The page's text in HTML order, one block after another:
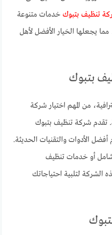
تنظيف بتبوك خدمات متنوعة
يجعلها الخيار الأفضل لأهل
بتبوك
من المهم اختيار شركة
تقدم شركة تنظيف بتبوك
الأدوات والتقنيات الحديثة.
أو خدمات تنظيف
الشركة لتلبية احتياجاتك